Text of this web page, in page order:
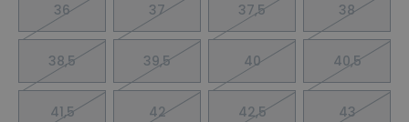
36 37 37,5 38
38,5 39,5 40 40,5
41,5 42 42,5 43